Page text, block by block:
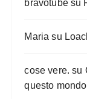
bravotubesu
Maria su
cose vere. su
questo